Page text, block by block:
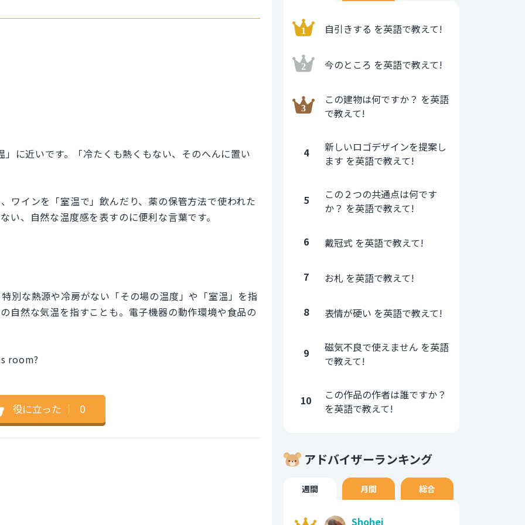
に近いです。「冷たくも熱くもない、そのへんに置い
ワインを「室温で」飲んだり、薬の保管方法で使われた
い、自然な温度感を表すのに便利な言葉です。
な熱源や冷房がない「その場の温度」や「室温」を指
自然な気温を指すことも。電子機器の動作環境や食品の
room?
役に立った ｜ 0
自引きする を英語で教えて!
今のところ を英語で教えて!
この建物は何ですか？ を英語
で教えて!
4
新しいロゴデザインを提案し
ます を英語で教えて!
5
この２つの共通点は何です
か？ を英語で教えて!
6 戴冠式 を英語で教えて!
7 お札 を英語で教えて!
8 表情が硬い を英語で教えて!
9
磁気不良で使えません を英語
で教えて!
10
この作品の作者は誰ですか？
を英語で教えて!
アドバイザーランキング
週間 月間 総合
Shohei